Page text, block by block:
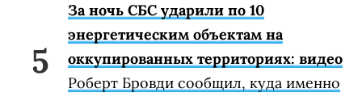
За ночь СБС ударили по 10
энергетическим объектам на
оккупированных территориях: видео
Роберт Бровди сообщил, куда именно